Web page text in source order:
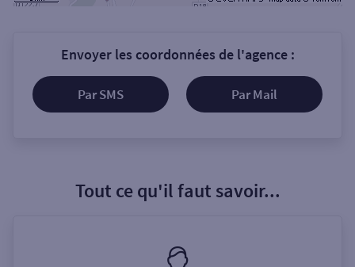
Envoyer les coordonnées de l'agence :
Par SMS Par Mail
Tout ce qu'il faut savoir...